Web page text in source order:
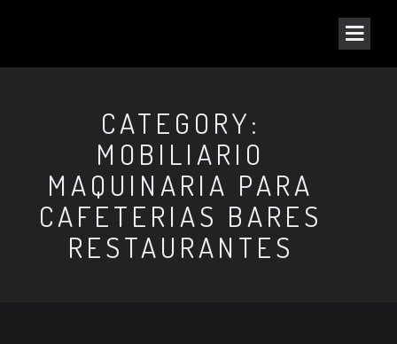
CATEGORY:
MOBILIARIO
MAQUINARIA PARA
CAFETERIAS BARES
RESTAURANTES